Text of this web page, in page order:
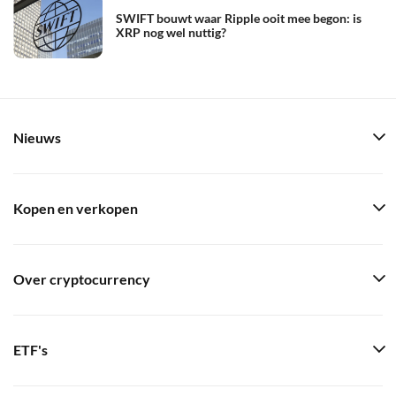
SWIFT bouwt waar Ripple ooit mee begon: is
XRP nog wel nuttig?
Nieuws
Kopen en verkopen
Over cryptocurrency
ETF's